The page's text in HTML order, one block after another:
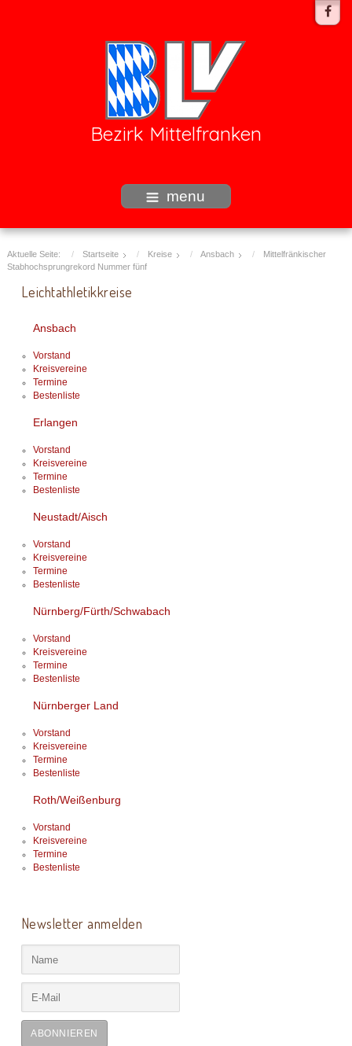
Bezirk Mittelfranken
menu
Aktuelle Seite: Startseite Kreise Ansbach
Mittelfränkischer
Stabhochsprungrekord Nummer fünf
Leichtathletikkreise
Ansbach
Vorstand
Kreisvereine
Termine
Bestenliste
Erlangen
Vorstand
Kreisvereine
Termine
Bestenliste
Neustadt/Aisch
Vorstand
Kreisvereine
Termine
Bestenliste
Nürnberg/Fürth/Schwabach
Vorstand
Kreisvereine
Termine
Bestenliste
Nürnberger Land
Vorstand
Kreisvereine
Termine
Bestenliste
Roth/Weißenburg
Vorstand
Kreisvereine
Termine
Bestenliste
Newsletter anmelden
ABONNIEREN